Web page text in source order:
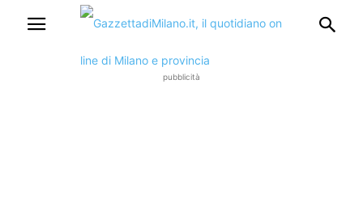
pubblicità